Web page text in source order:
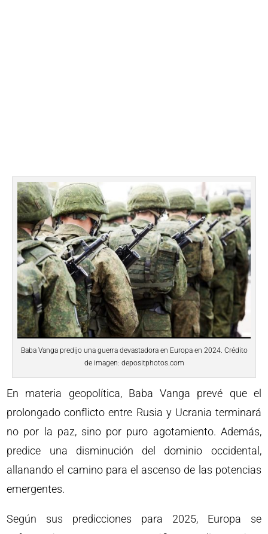
Baba Vanga predijo una guerra devastadora en Europa en 2024. Crédito
de imagen: depositphotos.com
En materia geopolítica, Baba Vanga prevé que el
prolongado conflicto entre Rusia y Ucrania terminará
no por la paz, sino por puro agotamiento. Además,
predice una disminución del dominio occidental,
allanando el camino para el ascenso de las potencias
emergentes.
Según sus predicciones para 2025, Europa se